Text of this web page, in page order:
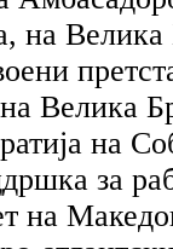
на Велика
Велика
на
за
на